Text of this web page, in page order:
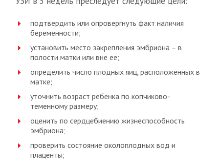
подтвердить или опровергнуть факт наличия
беременности;
установить место закрепления эмбриона – в
полости матки или вне ее;
определить число плодных яиц, расположенных в
матке;
уточнить возраст ребенка по копчиково-
теменному размеру;
оценить по сердцебиению жизнеспособность
эмбриона;
проверить состояние околоплодных вод и
плаценты;